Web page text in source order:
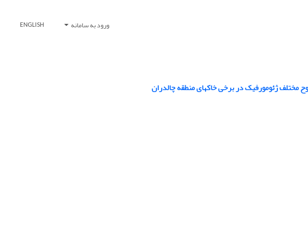
ورود به سامانه ENGLISH
ژئومورفیک در برخی خاکهای منطقه چالدران